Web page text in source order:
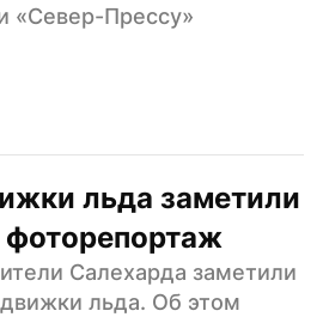
«Север-Прессу»
льда заметили
Салехарда заметили
льда. Об этом